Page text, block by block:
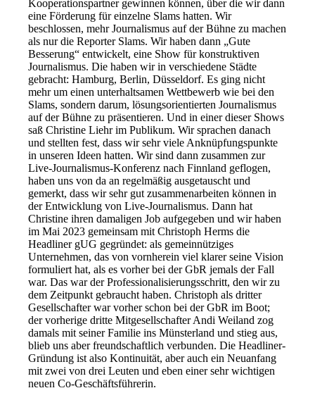
Kooperationspartner gewinnen können, über die wir dann
eine Förderung für einzelne Slams hatten. Wir
beschlossen, mehr Journalismus auf der Bühne zu machen
als nur die Reporter Slams. Wir haben dann „Gute
Besserung“ entwickelt, eine Show für konstruktiven
Journalismus. Die haben wir in verschiedene Städte
gebracht: Hamburg, Berlin, Düsseldorf. Es ging nicht
mehr um einen unterhaltsamen Wettbewerb wie bei den
Slams, sondern darum, lösungsorientierten Journalismus
auf der Bühne zu präsentieren. Und in einer dieser Shows
saß Christine Liehr im Publikum. Wir sprachen danach
und stellten fest, dass wir sehr viele Anknüpfungspunkte
in unseren Ideen hatten. Wir sind dann zusammen zur
Live-Journalismus-Konferenz nach Finnland geflogen,
haben uns von da an regelmäßig ausgetauscht und
gemerkt, dass wir sehr gut zusammenarbeiten können in
der Entwicklung von Live-Journalismus. Dann hat
Christine ihren damaligen Job aufgegeben und wir haben
im Mai 2023 gemeinsam mit Christoph Herms die
Headliner gUG gegründet: als gemeinnütziges
Unternehmen, das von vornherein viel klarer seine Vision
formuliert hat, als es vorher bei der GbR jemals der Fall
war. Das war der Professionalisierungsschritt, den wir zu
dem Zeitpunkt gebraucht haben. Christoph als dritter
Gesellschafter war vorher schon bei der GbR im Boot;
der vorherige dritte Mitgesellschafter Andi Weiland zog
damals mit seiner Familie ins Münsterland und stieg aus,
blieb uns aber freundschaftlich verbunden. Die Headliner-
Gründung ist also Kontinuität, aber auch ein Neuanfang
mit zwei von drei Leuten und eben einer sehr wichtigen
neuen Co-Geschäftsführerin.